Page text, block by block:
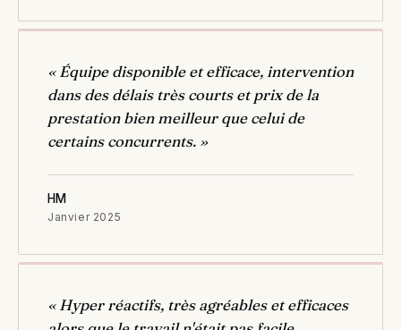
« Équipe disponible et efficace, intervention
dans des délais très courts et prix de la
prestation bien meilleur que celui de
certains concurrents. »
HM
Janvier 2025
« Hyper réactifs, très agréables et efficaces